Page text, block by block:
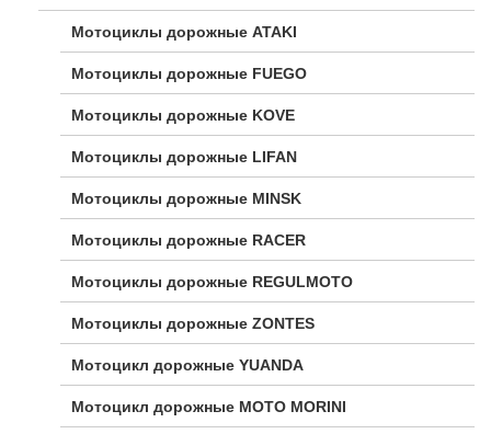
Мотоциклы дорожные ATAKI
Мотоциклы дорожные FUEGO
Мотоциклы дорожные KOVE
Мотоциклы дорожные LIFAN
Мотоциклы дорожные MINSK
Мотоциклы дорожные RACER
Мотоциклы дорожные REGULMOTO
Мотоциклы дорожные ZONTES
Мотоцикл дорожные YUANDA
Мотоцикл дорожные МОТО MORINI